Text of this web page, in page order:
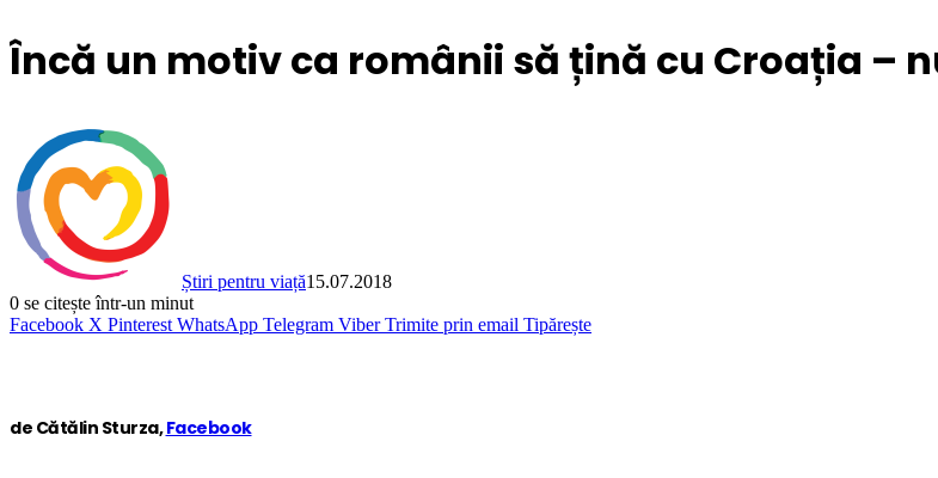
Încă un motiv ca românii să țină cu Croația –
Știri pentru viață15.07.2018
0 se citește într-un minut
Facebook X Pinterest WhatsApp Telegram Viber Trimite prin email Tipărește
de Cătălin Sturza,Facebook